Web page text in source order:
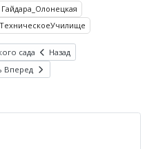
Гайдара_Олонецкая
сада
Назад
Вперед